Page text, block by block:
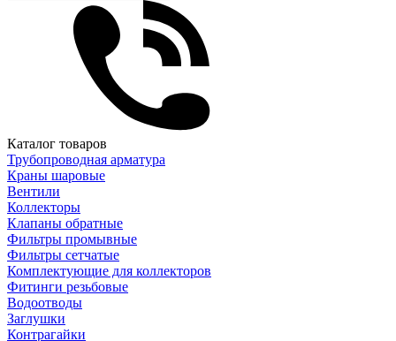
Каталог товаров
Трубопроводная арматура
Краны шаровые
Вентили
Коллекторы
Клапаны обратные
Фильтры промывные
Фильтры сетчатые
Комплектующие для коллекторов
Фитинги резьбовые
Водоотводы
Заглушки
Контрагайки